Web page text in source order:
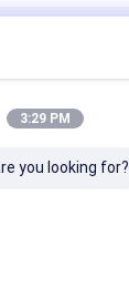
3:29 PM
you looking for?